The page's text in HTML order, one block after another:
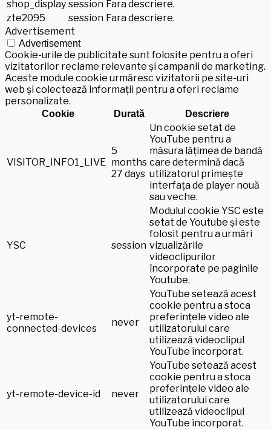
shop_display session Fara descriere.
zte2095
session Fara descriere.
Advertisement
Advertisement
Cookie-urile de publicitate sunt folosite pentru a oferi
vizitatorilor reclame relevante și campanii de marketing.
Aceste module cookie urmăresc vizitatorii pe site-uri
web și colectează informații pentru a oferi reclame
personalizate.
Cookie Durată Descriere
VISITOR_INFO1_LIVE
5
months
27 days
Un cookie setat de
YouTube pentru a
măsura lățimea de bandă
care determină dacă
utilizatorul primește
interfața de player nouă
sau veche.
YSC session
Modulul cookie YSC este
setat de Youtube și este
folosit pentru a urmări
vizualizările
videoclipurilor
încorporate pe paginile
Youtube.
yt-remote-
connected-devices
never
YouTube setează acest
cookie pentru a stoca
preferințele video ale
utilizatorului care
utilizează videoclipul
YouTube încorporat.
yt-remote-device-id never
YouTube setează acest
cookie pentru a stoca
preferințele video ale
utilizatorului care
utilizează videoclipul
YouTube încorporat.